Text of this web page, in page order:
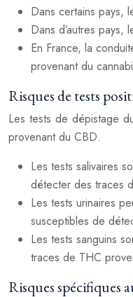
Dans certains pays,
Dans d’autres pays,
En France, la
provenant du
Risques de tests
Les tests de dépistage
provenant du CBD.
Les tests salivaires
détecter des traces
Les tests urinaires
susceptibles de
Les tests sanguins
traces de THC
Risques spécifiques